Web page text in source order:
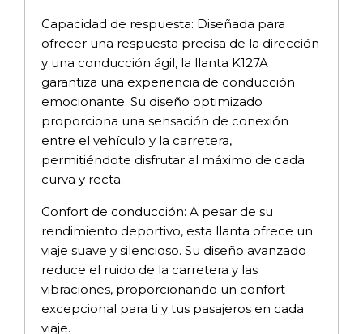
Capacidad de respuesta: Diseñada para
ofrecer una respuesta precisa de la dirección
y una conducción ágil, la llanta K127A
garantiza una experiencia de conducción
emocionante. Su diseño optimizado
proporciona una sensación de conexión
entre el vehículo y la carretera,
permitiéndote disfrutar al máximo de cada
curva y recta.
Confort de conducción: A pesar de su
rendimiento deportivo, esta llanta ofrece un
viaje suave y silencioso. Su diseño avanzado
reduce el ruido de la carretera y las
vibraciones, proporcionando un confort
excepcional para ti y tus pasajeros en cada
viaje.